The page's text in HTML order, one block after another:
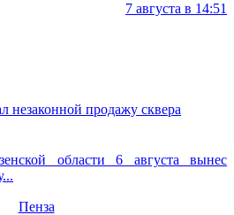
7 августа в 14:51
незаконной продажу сквера
области 6 августа вынес
Пенза